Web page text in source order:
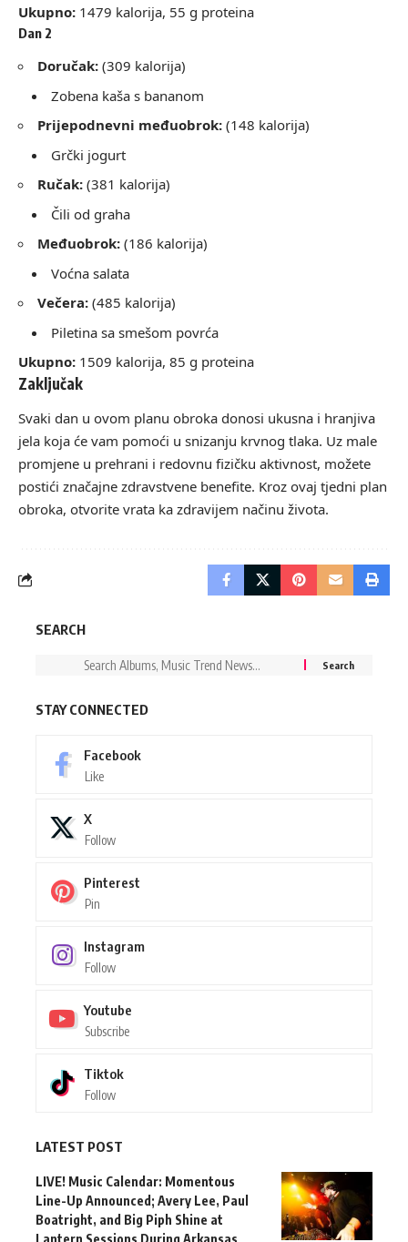
Ukupno: 1479 kalorija, 55 g proteina
Dan 2
Doručak: (309 kalorija)
Zobena kaša s bananom
Prijepodnevni međuobrok: (148 kalorija)
Grčki jogurt
Ručak: (381 kalorija)
Čili od graha
Međuobrok: (186 kalorija)
Voćna salata
Večera: (485 kalorija)
Piletina sa smešom povrća
Ukupno: 1509 kalorija, 85 g proteina
Zaključak
Svaki dan u ovom planu obroka donosi ukusna i hranjiva
jela koja će vam pomoći u snizanju krvnog tlaka. Uz male
promjene u prehrani i redovnu fizičku aktivnost, možete
postići značajne zdravstvene benefite. Kroz ovaj tjedni plan
obroka, otvorite vrata ka zdravijem načinu života.
SEARCH
STAY CONNECTED
Facebook
Like
X
Follow
Pinterest
Pin
Instagram
Follow
Youtube
Subscribe
Tiktok
Follow
LATEST POST
LIVE! Music Calendar: Momentous
Line-Up Announced; Avery Lee, Paul
Boatright, and Big Piph Shine at
Lantern Sessions During Arkansas